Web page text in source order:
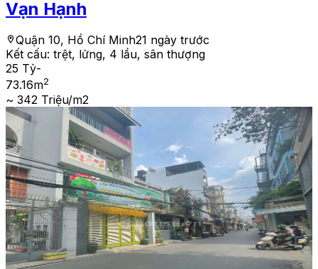
Vạn Hạnh
Quận 10, Hồ Chí Minh21 ngày trước
Kết cấu: trệt, lửng, 4 lầu, sân thượng
25 Tỷ-
73.16m2
~ 342 Triệu/m2